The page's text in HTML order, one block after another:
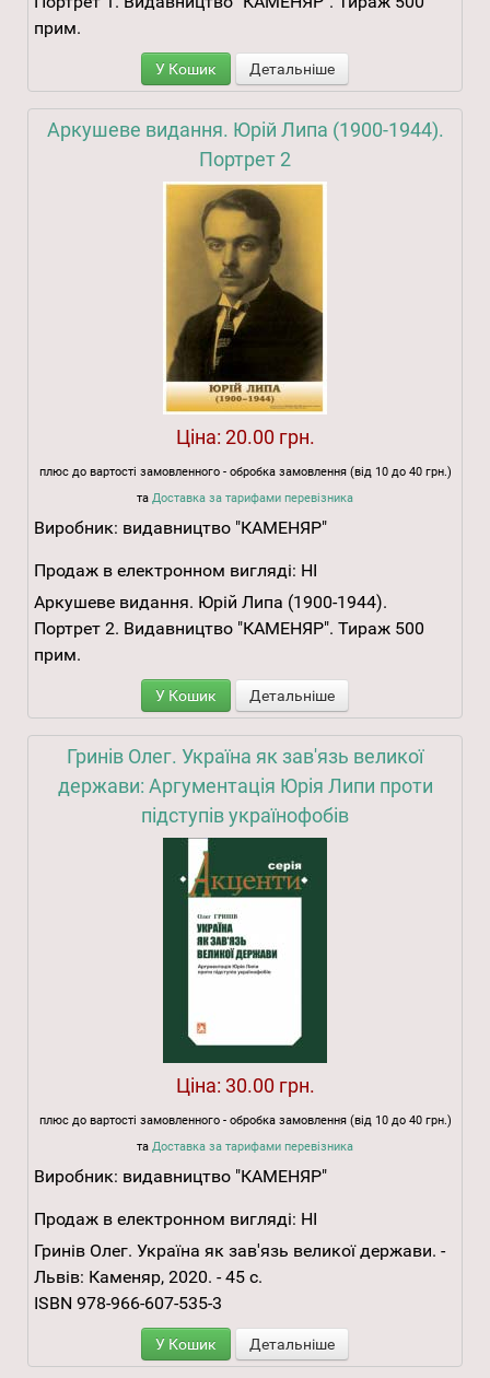
прим.
У Кошик Детальніше
Аркушеве видання. Юрій Липа (1900-1944).
Портрет 2
Ціна: 20.00 грн.
плюс до вартості замовленного - обробка замовлення (від 10 до 40 грн.)
та Доставка за тарифами перевізника
Виробник: видавництво "КАМЕНЯР"
Продаж в електронном вигляді: НІ
Аркушеве видання. Юрій Липа (1900-1944).
Портрет 2. Видавництво "КАМЕНЯР". Тираж 500
прим.
У Кошик Детальніше
Гринів Олег. Україна як зав'язь великої
держави: Аргументація Юрія Липи проти
підступів українофобів
Ціна: 30.00 грн.
плюс до вартості замовленного - обробка замовлення (від 10 до 40 грн.)
та Доставка за тарифами перевізника
Виробник: видавництво "КАМЕНЯР"
Продаж в електронном вигляді: НІ
Гринів Олег. Україна як зав'язь великої держави. -
Львів: Каменяр, 2020. - 45 с.
ISBN 978-966-607-535-3
У Кошик Детальніше